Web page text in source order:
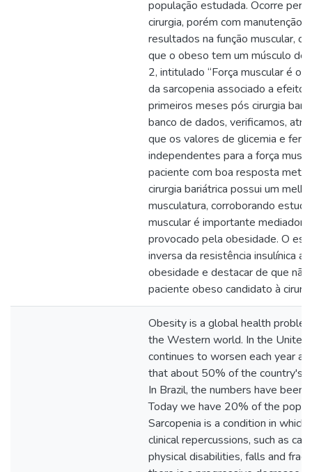
população estudada. Ocorre
cirurgia, porém com manutenção
resultados na função muscular,
que o obeso tem um músculo de
2, intitulado “Força muscular é o
da sarcopenia associado a
primeiros meses pós cirurgia
banco de dados, verificamos,
que os valores de glicemia e
independentes para a força
paciente com boa resposta
cirurgia bariátrica possui um
musculatura, corroborando
muscular é importante mediador
provocado pela obesidade. O
inversa da resistência insulínica
obesidade e destacar de que
paciente obeso candidato à
Obesity is a global health
the Western world. In the United
continues to worsen each year
that about 50% of the country's
In Brazil, the numbers have been
Today we have 20% of the
Sarcopenia is a condition in
clinical repercussions, such as
physical disabilities, falls and